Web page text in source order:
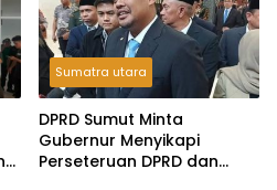
Sumatra utara
DPRD Sumut Minta
Gubernur Menyikapi
Perseteruan DPRD dan